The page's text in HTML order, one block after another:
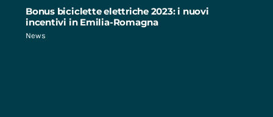
Bonus biciclette elettriche 2023: i nuovi
incentivi in Emilia-Romagna
News